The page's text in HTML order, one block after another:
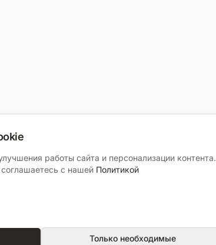
работы сайта и персонализации контента.
с нашей Политикой
Только необходимые